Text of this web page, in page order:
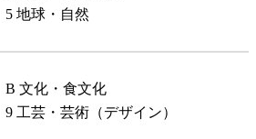
5 地球・自然
B 文化・食文化
9 工芸・芸術（デザイン）